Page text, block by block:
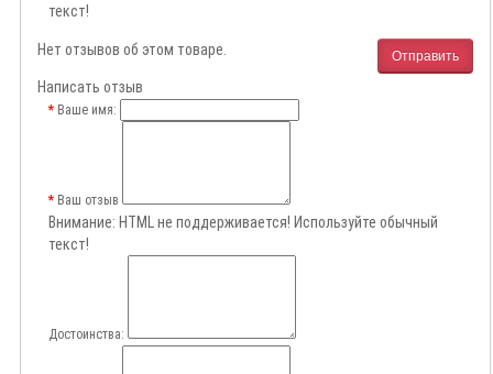
текст!
Отправить
Нет отзывов об этом товаре.
Написать отзыв
Ваше имя:
Ваш отзыв
Внимание: HTML не поддерживается! Используйте обычный
текст!
Достоинства: